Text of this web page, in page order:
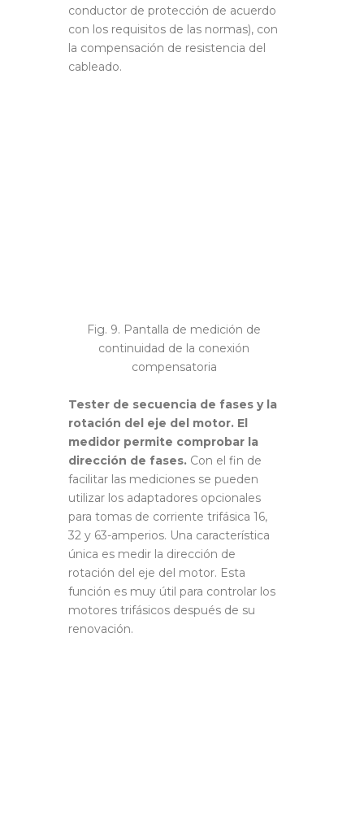
conductor de protección de acuerdo
con los requisitos de las normas), con
la compensación de resistencia del
cableado.
Fig. 9. Pantalla de medición de
continuidad de la conexión
compensatoria
Tester de secuencia de fases y la
rotación del eje del motor. El
medidor permite comprobar la
dirección de fases. Con el fin de
facilitar las mediciones se pueden
utilizar los adaptadores opcionales
para tomas de corriente trifásica 16,
32 y 63-amperios. Una característica
única es medir la dirección de
rotación del eje del motor. Esta
función es muy útil para controlar los
motores trifásicos después de su
renovación.